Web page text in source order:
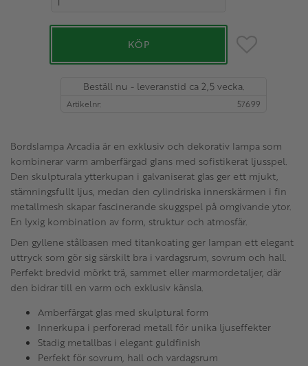
KÖP Lägg till i
Beställ nu - leveranstid ca 2,5 vecka.
Artikelnr 57699
Bordslampa Arcadia är en exklusiv och dekorativ lampa som
kombinerar varm amberfärgad glans med sofistikerat ljusspel.
Den skulpturala ytterkupan i galvaniserat glas ger ett mjukt,
stämningsfullt ljus, medan den cylindriska innerskärmen i fin
metallmesh skapar fascinerande skuggspel på omgivande ytor.
En lyxig kombination av form, struktur och atmosfär.
Den gyllene stålbasen med titankoating ger lampan ett elegant
uttryck som gör sig särskilt bra i vardagsrum, sovrum och hall.
Perfekt bredvid mörkt trä, sammet eller marmordetaljer, där
den bidrar till en varm och exklusiv känsla.
Amberfärgat glas med skulptural form
Innerkupa i perforerad metall för unika ljuseffekter
Stadig metallbas i elegant guldfinish
Perfekt för sovrum, hall och vardagsrum